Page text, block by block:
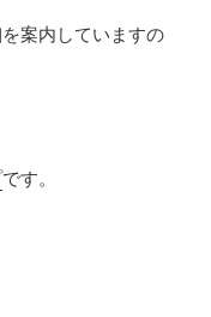
案内していますの
です。